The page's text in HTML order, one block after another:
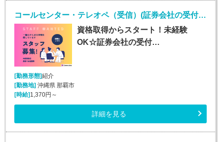
コールセンター・テレオペ（受信）(証券会社の受付・事務スタッフ/6月9日入社)
資格取得からスタート！未経験
OK☆証券会社の受付…
[勤務形態]紹介
[勤務地] 沖縄県 那覇市
[時給] 1,370円～
詳細を見る